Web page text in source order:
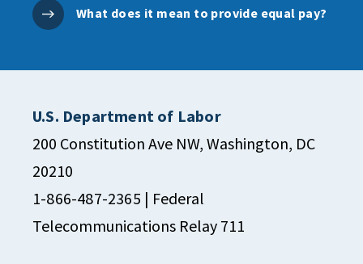
What does it mean to provide equal pay?
U.S. Department of Labor
200 Constitution Ave NW, Washington, DC
20210
1-866-487-2365 | Federal
Telecommunications Relay 711